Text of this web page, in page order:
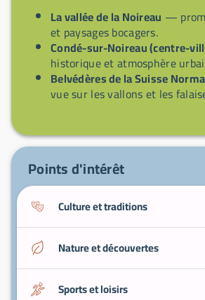
La vallée de la Noireau —
et paysages bocagers.
Condé-sur-Noireau (centre-
historique et atmosphère
Belvédères de la Suisse
vue sur les vallons et les
Marchés locaux— produits
Points d'intérêt
Culture et traditions
Nature et découvertes
Sports et loisirs